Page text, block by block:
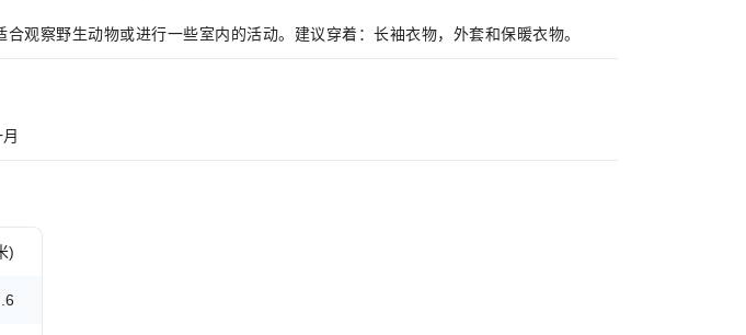
观察野生动物或进行一些室内的活动。建议穿着：长袖衣物，外套和保暖衣物。
)